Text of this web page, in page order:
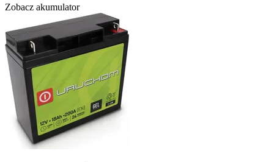
Zobacz akumulator